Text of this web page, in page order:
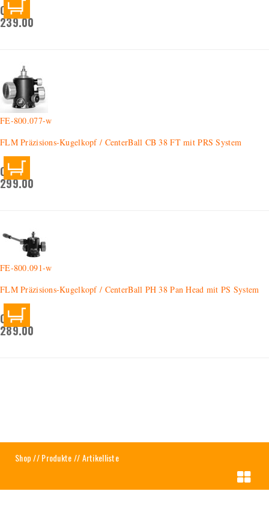
CHF
239.00
FE-800.077-w
FLM Präzisions-Kugelkopf / CenterBall CB 38 FT mit PRS System
CHF
299.00
FE-800.091-w
FLM Präzisions-Kugelkopf / CenterBall PH 38 Pan Head mit PS System
CHF
289.00
Shop//Produkte// Artikelliste